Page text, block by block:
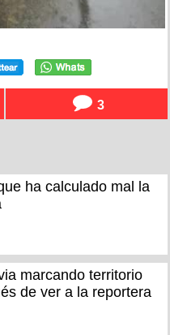
3
ha calculado mal la
marcando territorio
de ver a la reportera